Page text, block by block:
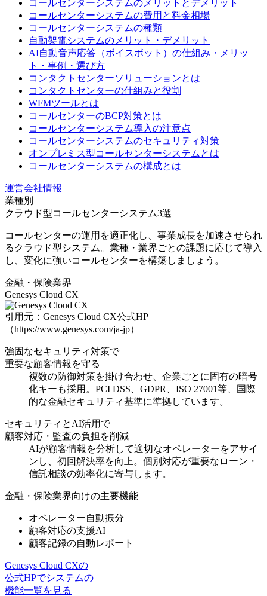
コールセンターシステムのメリットとデメリット
コールセンターシステムの費用と料金相場
コールセンターシステムの種類
自動架電システムのメリット・デメリット
AI自動音声応答（ボイスボット）の仕組み・メリッ
ト・事例・選び方
コンタクトセンターソリューションとは
コンタクトセンターの仕組みと役割
WFMツールとは
コールセンターのBCP対策とは
コールセンターシステム導入の注意点
コールセンターシステムのセキュリティ対策
オンプレミス型コールセンターシステムとは
コールセンターシステムの構成とは
運営会社情報
業種別
クラウド型コールセンターシステム3選
コールセンターの運用を適正化し、事業成長を加速させられ
るクラウド型システム。業種・業界ごとの課題に応じて導入
し、変化に強いコールセンターを構築しましょう。
金融・保険業界
Genesys Cloud CX
引用元：Genesys Cloud CX公式HP
（https://www.genesys.com/ja-jp）
強固なセキュリティ対策で
重要な顧客情報を守る
複数の防御対策を掛け合わせ、企業ごとに固有の暗号
化キーも採用 。PCI DSS、GDPR、ISO 27001等、国際
的な金融セキュリティ基準に準拠しています。
セキュリティとAI活用で
顧客対応・監査の負担を削減
AIが顧客情報を分析して適切なオペレーターをアサイ
ンし、初回解決率を向上。 個別対応が重要なローン・
信託相談の効率化に寄与します。
金融・保険業界向けの主要機能
オペレーター自動振分
顧客対応の支援AI
顧客記録の自動レポート
Genesys Cloud CXの
公式HPでシステムの
機能一覧を見る